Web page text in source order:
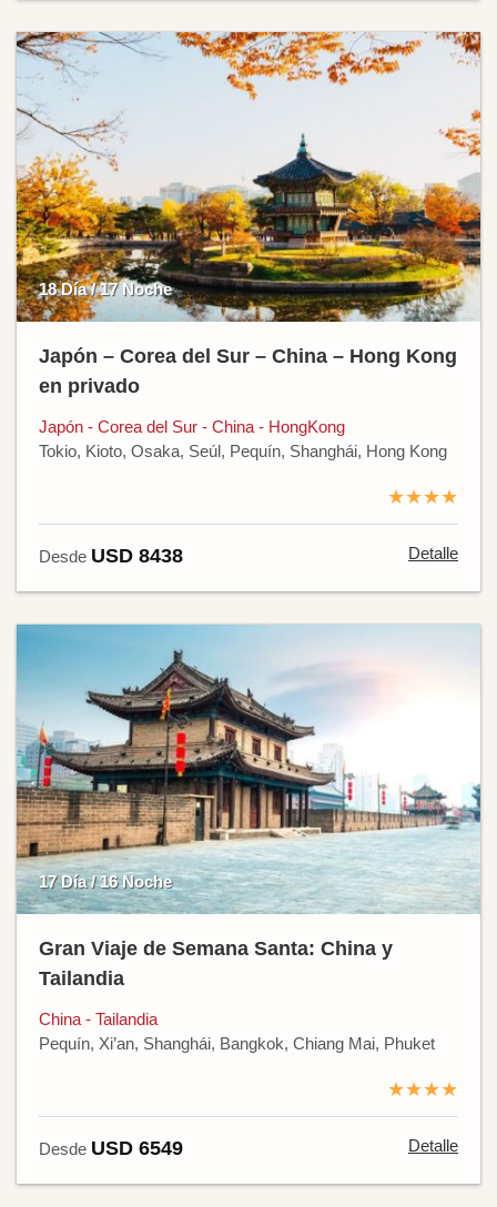
18 Día / 17 Noche
Japón – Corea del Sur – China – Hong Kong
en privado
Japón - Corea del Sur - China - HongKong
Tokio, Kioto, Osaka, Seúl, Pequín, Shanghái, Hong Kong
★★★★
Desde USD 8438 Detalle
17 Día / 16 Noche
Gran Viaje de Semana Santa: China y
Tailandia
China - Tailandia
Pequín, Xi’an, Shanghái, Bangkok, Chiang Mai, Phuket
★★★★
Desde USD 6549 Detalle